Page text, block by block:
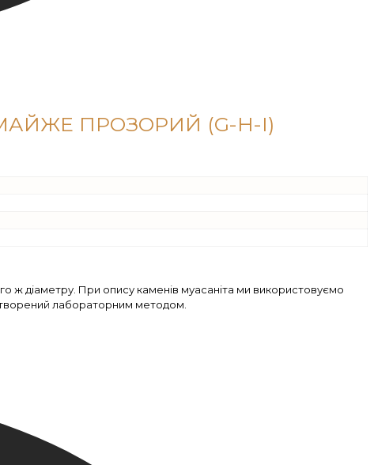
МАЙЖЕ ПРОЗОРИЙ (G-H-I)
ж діаметру. При опису каменів муасаніта ми використовуємо
лабораторним методом.